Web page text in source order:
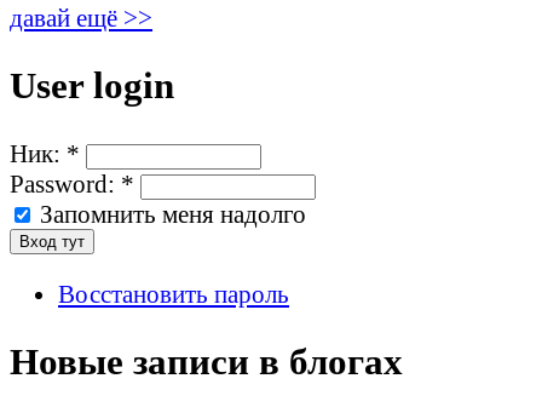
давай ещё >>
User login
Ник: *
Password: *
Запомнить меня надолго
Восстановить пароль
Новые записи в блогах